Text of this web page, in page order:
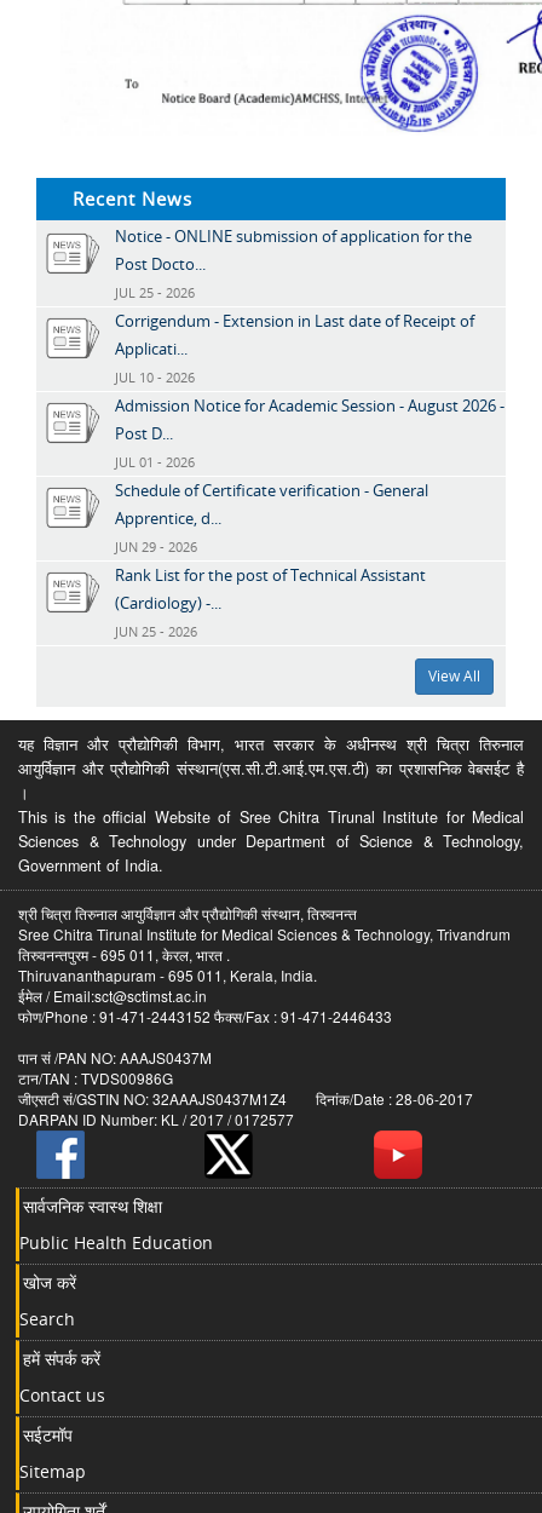
Recent News
Notice - ONLINE submission of application for the
Post Docto...
JUL 25 - 2026
Corrigendum - Extension in Last date of Receipt of
Applicati...
JUL 10 - 2026
Admission Notice for Academic Session - August 2026 -
Post D...
JUL 01 - 2026
Schedule of Certificate verification - General
Apprentice, d...
JUN 29 - 2026
Rank List for the post of Technical Assistant
(Cardiology) -...
JUN 25 - 2026
View All
यह विज्ञान और प्रौद्योगिकी विभाग, भारत सरकार के अधीनस्थ श्री चित्रा तिरुनाल
आयुर्विज्ञान और प्रौद्योगिकी संस्थान(एस.सी.टी.आई.एम.एस.टी) का प्रशासनिक वेबसईट है
।
This is the official Website of Sree Chitra Tirunal Institute for Medical
Sciences & Technology under Department of Science & Technology,
Government of India.
श्री चित्रा तिरुनाल आयुर्विज्ञान और प्रौद्योगिकी संस्थान, तिरुवनन्त
Sree Chitra Tirunal Institute for Medical Sciences & Technology, Trivandrum
तिरुवनन्तपुरम - 695 011, केरल, भारत .
Thiruvananthapuram - 695 011, Kerala, India.
ईमेल / Email:sct@sctimst.ac.in
फोण/Phone : 91-471-2443152 फैक्स/Fax : 91-471-2446433
पान सं /PAN NO: AAAJS0437M
टान/TAN : TVDS00986G
जीएसटी सं/GSTIN NO: 32AAAJS0437M1Z4 दिनांक/Date : 28-06-2017
DARPAN ID Number: KL / 2017 / 0172577
सार्वजनिक स्वास्थ शिक्षा
Public Health Education
खोज करें
Search
हमें संपर्क करें
Contact us
सईटमॉप
Sitemap